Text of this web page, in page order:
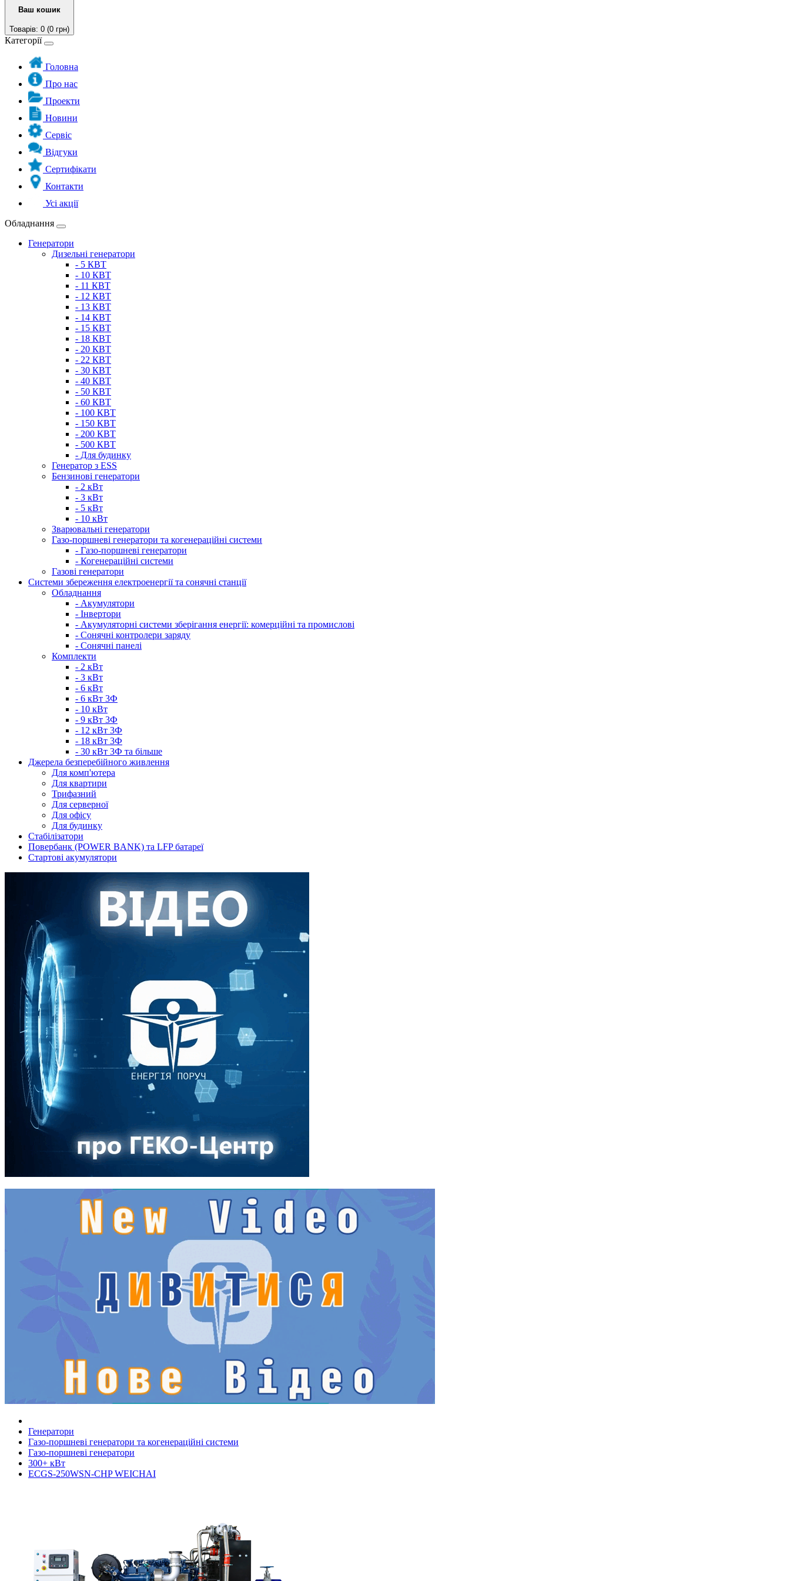
Ваш кошик
Товарів: 0 (0 грн)
Категорії
Головна
Про нас
Проекти
Новини
Сервіс
Відгуки
Сертифікати
Контакти
Усі акції
Обладнання
Генератори
Дизельні генератори
- 5 КВТ
- 10 КВТ
- 11 КВТ
- 12 КВТ
- 13 КВТ
- 14 КВТ
- 15 КВТ
- 18 КВТ
- 20 КВТ
- 22 КВТ
- 30 КВТ
- 40 КВТ
- 50 КВТ
- 60 КВТ
- 100 КВТ
- 150 КВТ
- 200 КВТ
- 500 КВТ
- Для будинку
Генератор з ESS
Бензинові генератори
- 2 кВт
- 3 кВт
- 5 кВт
- 10 кВт
Зварювальні генератори
Газо-поршневі генератори та когенераційні системи
- Газо-поршневі генератори
- Когенераційні системи
Газові генератори
Системи збереження електроенергії та сонячні станції
Обладнання
- Акумулятори
- Інвертори
- Акумуляторні системи зберігання енергії: комерційні та промислові
- Сонячні контролери заряду
- Сонячні панелі
Комплекти
- 2 кВт
- 3 кВт
- 6 кВт
- 6 кВт 3Ф
- 10 кВт
- 9 кВт 3Ф
- 12 кВт 3Ф
- 18 кВт 3Ф
- 30 кВт 3Ф та більше
Джерела безперебійного живлення
Для комп'ютера
Для квартири
Трифазний
Для серверної
Для офісу
Для будинку
Стабілізатори
Повербанк (POWER BANK) та LFP батареї
Стартові акумулятори
Генератори
Газо-поршневі генератори та когенераційні системи
Газо-поршневі генератори
300+ кВт
ECGS-250WSN-CHP WEICHAI